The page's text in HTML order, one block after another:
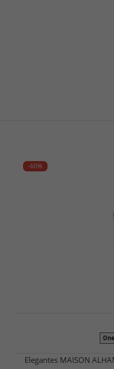
-60%
Elegantes MAISON